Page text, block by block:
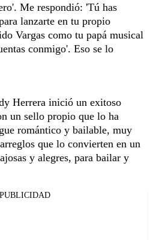
Me respondió: 'Tú has
lanzarte en tu propio
Vargas como tu papá musical
conmigo'. Eso se lo
Herrera inició un exitoso
un sello propio que lo ha
romántico y bailable, muy
que lo convierten en un
y alegres, para bailar y
PUBLICIDAD